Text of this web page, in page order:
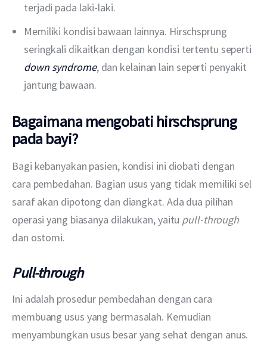
terjadi pada laki-laki.
Memiliki kondisi bawaan lainnya. Hirschsprung
seringkali dikaitkan dengan kondisi tertentu seperti
down syndrome, dan kelainan lain seperti penyakit
jantung bawaan.
Bagaimana mengobati hirschsprung
pada bayi?
Bagi kebanyakan pasien, kondisi ini diobati dengan
cara pembedahan. Bagian usus yang tidak memiliki sel
saraf akan dipotong dan diangkat. Ada dua pilihan
operasi yang biasanya dilakukan, yaitu pull-through
dan ostomi.
Pull-through
Ini adalah prosedur pembedahan dengan cara
membuang usus yang bermasalah. Kemudian
menyambungkan usus besar yang sehat dengan anus.